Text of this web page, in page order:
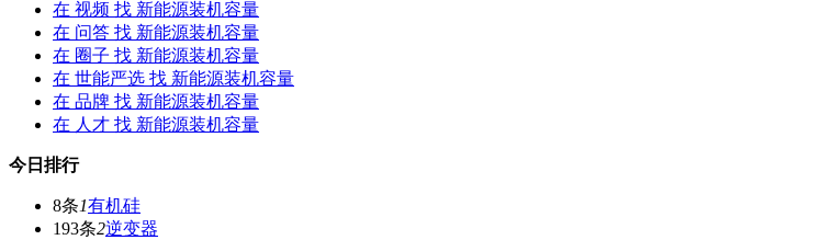
在 视频 找 新能源装机容量
在 问答 找 新能源装机容量
在 圈子 找 新能源装机容量
在 世能严选 找 新能源装机容量
在 品牌 找 新能源装机容量
在 人才 找 新能源装机容量
今日排行
8条1有机硅
193条2逆变器